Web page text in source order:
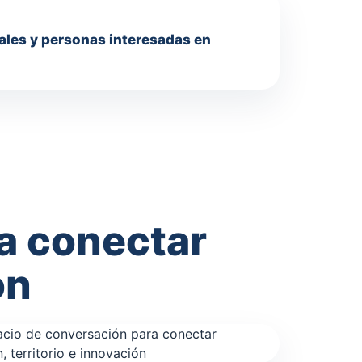
y personas interesadas en
conectar